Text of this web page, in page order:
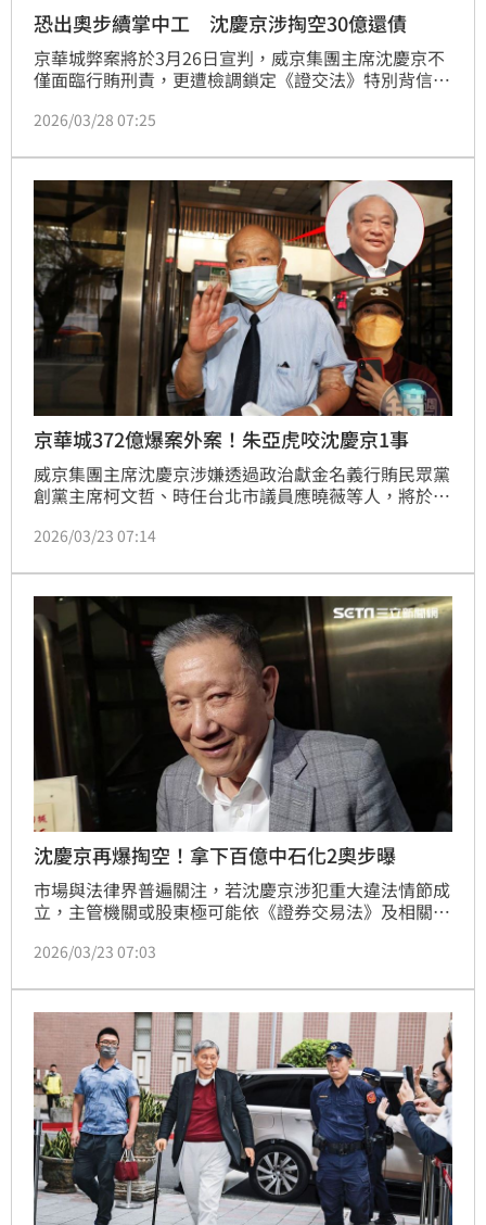
恐出奧步續掌中工 沈慶京涉掏空30億還債
京華城弊案將於3月26日宣判，威京集團主席沈慶京不
僅面臨行賄刑責，更遭檢調鎖定《證交法》特別背信重
越開發以高於底價30億元、總價372億元向沈慶京掌控
右手」墊高價格，涉嫌掏空上市公司中石化，專案小組
更掌握溢價的30億元疑似輾轉流入香港公司，與沈在港
澳傳出的巨額賭債金額高度吻合，一旦查出溢價資金用
於填補私
2026/03/28 07:25
京華城372億爆案外案！朱亞虎咬沈慶京1事
威京集團主席沈慶京涉嫌透過政治獻金名義行賄民眾黨
創黨主席柯文哲、時任台北市議員應曉薇等人，將於3
年8月遭搜索帶往台北地檢署的過程，指控曾遭威脅恐
獨立審判。
2026/03/23 07:14
沈慶京再爆掏空！拿下百億中石化2奧步曝
市場與法律界普遍關注，若沈慶京涉犯重大違法情節成
立，主管機關或股東極可能依《證券交易法》及相關規
經營權結構。換言之，這場風暴不僅是司法攻防，更可
2026/03/23 07:03